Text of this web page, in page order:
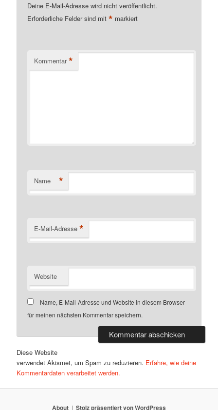
Deine E-Mail-Adresse wird nicht veröffentlicht.
Erforderliche Felder sind mit* markiert
Kommentar *
Name *
E-Mail-Adresse *
Website
Name, E-Mail-Adresse und Website in diesem Browser
für meinen nächsten Kommentar speichern.
Diese Website
verwendet Akismet, um Spam zu reduzieren. Erfahre, wie deine
Kommentardaten verarbeitet werden.
About Stolz präsentiert von WordPress